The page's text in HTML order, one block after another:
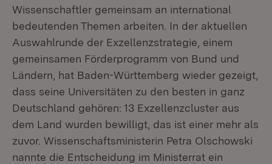
Wissenschaftler gemeinsam an international
bedeutenden Themen arbeiten. In der aktuellen
Auswahlrunde der Exzellenzstrategie, einem
gemeinsamen Förderprogramm von Bund und
Ländern, hat Baden-Württemberg wieder gezeigt,
dass seine Universitäten zu den besten in ganz
Deutschland gehören: 13 Exzellenzcluster aus
dem Land wurden bewilligt, das ist einer mehr als
zuvor. Wissenschaftsministerin Petra Olschowski
nannte die Entscheidung im Ministerrat ein